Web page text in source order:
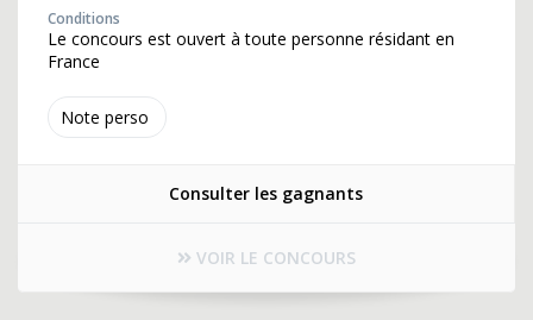
Note perso
Conditions
Le concours est ouvert à toute personne résidant en
France
Consulter les gagnants
VOIR LE CONCOURS